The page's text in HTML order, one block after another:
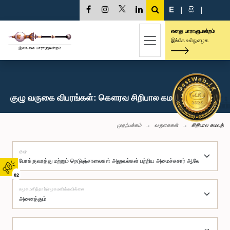
02
E | සි |
எனது பாராளுமன்றம்
இங்கே உள்நுழைக
குழு வருகை விபரங்கள்: கௌரவ சிறிபால கமலத், பா.உ.
முதற்பக்கம் வருகைகள் சிறிபால கமலத்
குழு
சமூகமளித்தார்/சமூகமளிக்கவில்லை